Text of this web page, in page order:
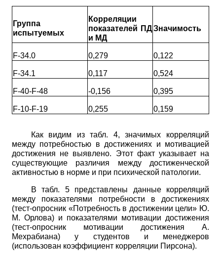
Группа
испытуемых
Корреляции
показателей ПД
и МД
Значимость
F-34.0 0,279 0,122
F-34.1 0,117 0,524
F-40-F-48 -0,156 0,395
F-10-F-19 0,255 0,159
Как видим из табл. 4, значимых корреляций
между потребностью в достижениях и мотивацией
достижения не выявлено. Этот факт указывает на
существующие различия между достиженческой
активностью в норме и при психической патологии.
В табл. 5 представлены данные корреляций
между показателями потребности в достижениях
(тест-опросник «Потребность в достижении цели» Ю.
М. Орлова) и показателями мотивации достижения
(тест-опросник мотивации достижения А.
Мехрабиана) у студентов и менеджеров
(использован коэффициент корреляции Пирсона).